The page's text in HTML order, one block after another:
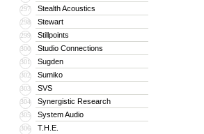
297 Stealth Acoustics
298 Stewart
299 Stillpoints
300 Studio Connections
301 Sugden
302 Sumiko
303 SVS
304 Synergistic Research
305 System Audio
306 T.H.E.